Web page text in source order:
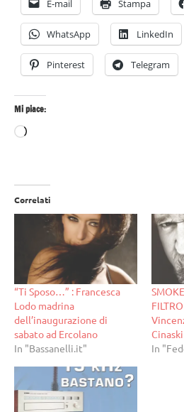
E-mail Stampa
WhatsApp LinkedIn
Pinterest Telegram
Mi piace:
Caricamento
Correlati
“Ti Sposo…” : Francesca
Lodo madrina
dell’inaugurazione di
sabato ad Ercolano
In "Bassanelli.it"
Cinaski
In